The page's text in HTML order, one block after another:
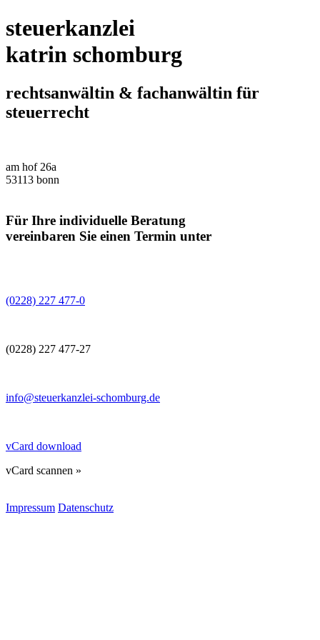
steuerkanzlei
katrin schomburg
rechtsanwältin & fachanwältin für
steuerrecht
am hof 26a
53113 bonn
Für Ihre individuelle Beratung
vereinbaren Sie einen Termin unter
(0228) 227 477-0
(0228) 227 477-27
info@steuerkanzlei-schomburg.de
vCard download
vCard scannen »
Impressum Datenschutz